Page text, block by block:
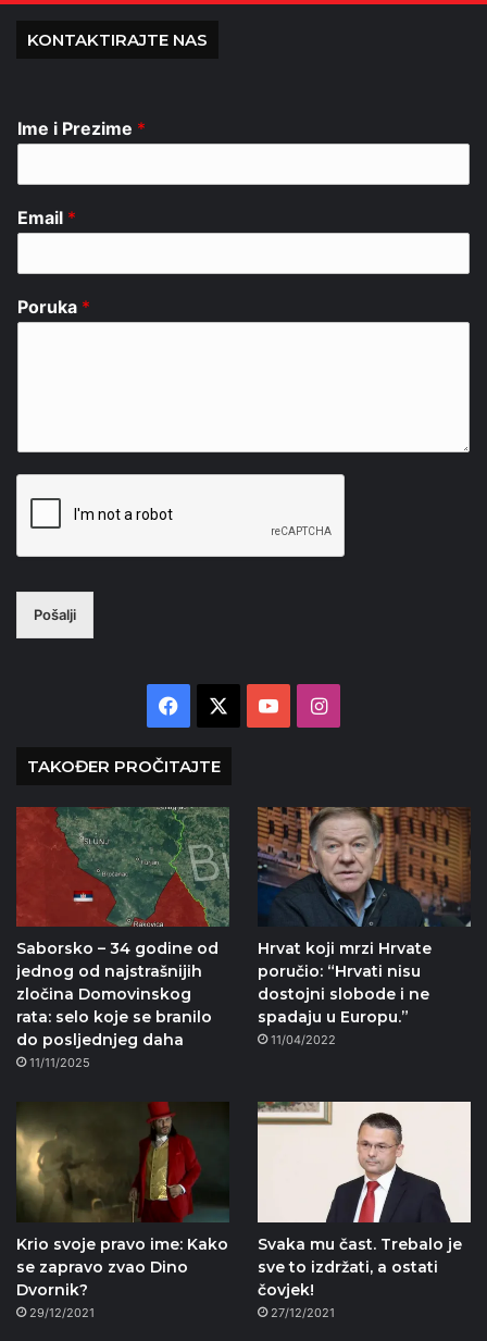
KONTAKTIRAJTE NAS
Ime i Prezime *
Email *
Poruka *
Pošalji
Facebook YouTubeInstagram
TAKOĐER PROČITAJTE
Saborsko – 34 godine od
jednog od najstrašnijih
zločina Domovinskog
rata: selo koje se branilo
do posljednjeg daha
11/11/2025
Hrvat koji mrzi Hrvate
poručio: “Hrvati nisu
dostojni slobode i ne
spadaju u Europu.”
11/04/2022
Krio svoje pravo ime: Kako
se zapravo zvao Dino
Dvornik?
29/12/2021
Svaka mu čast. Trebalo je
sve to izdržati, a ostati
čovjek!
27/12/2021